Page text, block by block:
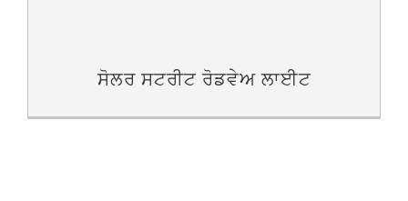
ਸੋਲਰ ਸਟਰੀਟ ਰੋਡਵੇਅ ਲਾਈਟ